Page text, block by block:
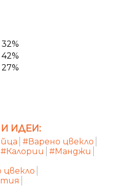
32%
42%
27%
ИДЕИ:
#Варено цвекло
#Калории
#Манджи
цвекло